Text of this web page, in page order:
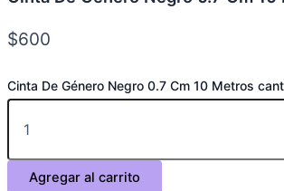
$600
Cinta De Género Negro 0.7 Cm 10 Metros
Agregar al carrito